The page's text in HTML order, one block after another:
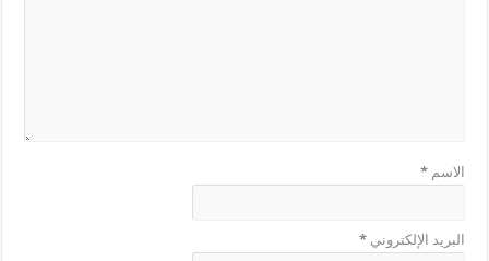
الاسم*
البريد الإلكتروني*